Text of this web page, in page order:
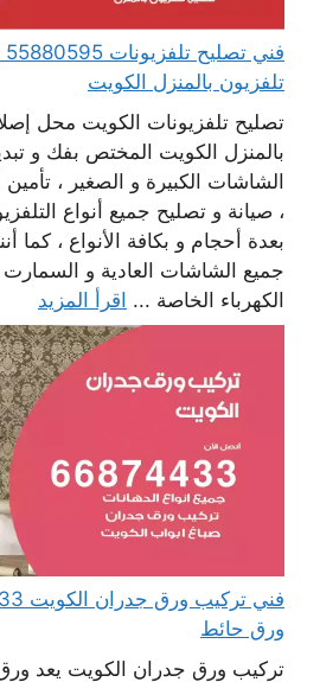
تلفزيون بالمنزل الكويت
تصليح تلفزيونات الكويت محل
بالمنزل الكويت المختص بفك و
الشاشات الكبيرة و الصغير ،
، صيانة و تصليح جميع أنواع
بعدة أحجام و بكافة الأنواع ، كما
جميع الشاشات العادية و
الكهرباء الخاصة ... اقرأ المزيد
ورق حائط
تركيب ورق جدران الكويت يعد